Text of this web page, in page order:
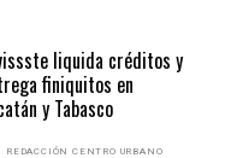
liquida créditos y
finiquitos en
y Tabasco
REDACCIÓN CENTRO URBANO